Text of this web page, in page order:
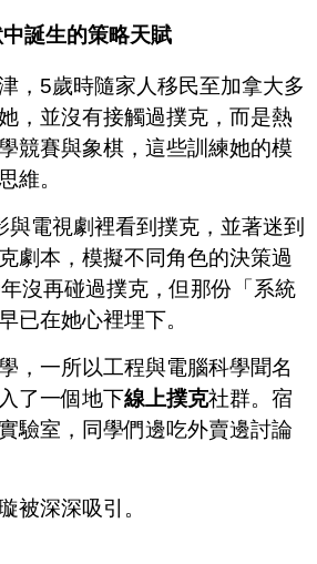
誕生的策略天賦
，5歲時隨家人移民至加拿大多
，並沒有接觸過撲克，而是熱
競賽與象棋，這些訓練她的模
維。
與電視劇裡看到撲克，並著迷到
劇本，模擬不同角色的決策過
沒再碰過撲克，但那份「系統
已在她心裡埋下。
，一所以工程與電腦科學聞名
了一個地下線上撲克社群。宿
驗室，同學們邊吃外賣邊討論
被深深吸引。